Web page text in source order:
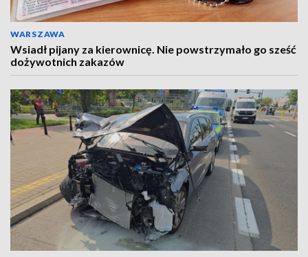
WARSZAWA
Wsiadł pijany za kierownicę. Nie powstrzymało go sześć
dożywotnich zakazów